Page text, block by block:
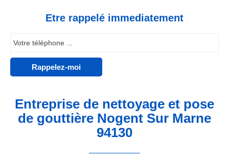
Etre rappelé immediatement
Entreprise de nettoyage et pose
de gouttière Nogent Sur Marne
94130